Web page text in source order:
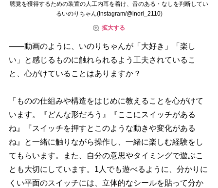
聴覚を獲得するための装置の人工内耳を着け、音のある・なしを判断してい
るいのりちゃん(Instagram/@inori_2110)
拡大する
――動画のように、いのりちゃんが「大好き」「楽し
い」と感じるものに触れられるよう工夫されているこ
と、心がけていることはありますか？
「ものの仕組みや構造をはじめに教えることを心がけて
います。『どんな形だろう』『ここにスイッチがある
ね』『スイッチを押すとこのような動きや変化がある
ね』と一緒に触りながら操作し、一緒に楽しむ経験をし
てもらいます。また、自分の意思やタイミングで遊ぶこ
とも大切にしています。1人でも遊べるように、分かりに
くい平面のスイッチには、立体的なシールを貼って分か